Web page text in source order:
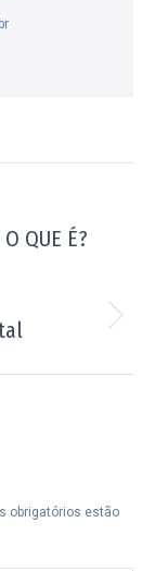
QUE É?
obrigatórios estão